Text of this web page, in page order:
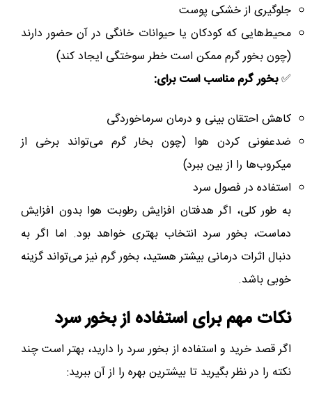
جلوگیری از خشکی پوست
محیط‌هایی که کودکان یا حیوانات خانگی در آن حضور دارند
(چون بخور گرم ممکن است خطر سوختگی ایجاد کند)
✅بخور گرم مناسب است برای:
کاهش احتقان بینی و درمان سرماخوردگی
ضدعفونی کردن هوا (چون بخار گرم می‌تواند برخی از
میکروب‌ها را از بین ببرد)
استفاده در فصول سرد
به طور کلی، اگر هدفتان افزایش رطوبت هوا بدون افزایش
دماست، بخور سرد انتخاب بهتری خواهد بود. اما اگر به
دنبال اثرات درمانی بیشتر هستید، بخور گرم نیز می‌تواند گزینه
خوبی باشد.
نکات مهم برای استفاده از بخور سرد
اگر قصد خرید و استفاده از بخور سرد را دارید، بهتر است چند
نکته را در نظر بگیرید تا بیشترین بهره را از آن ببرید: